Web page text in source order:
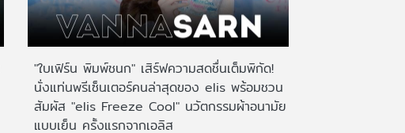
"ใบเฟิร์น พิมพ์ชนก" เสิร์ฟความสดชื่นเต็มพิกัด!
นั่งแท่นพรีเซ็นเตอร์คนล่าสุดของ elis พร้อมชวน
สัมผัส "elis Freeze Cool" นวัตกรรมผ้าอนามัย
แบบเย็น ครั้งแรกจากเอลิส